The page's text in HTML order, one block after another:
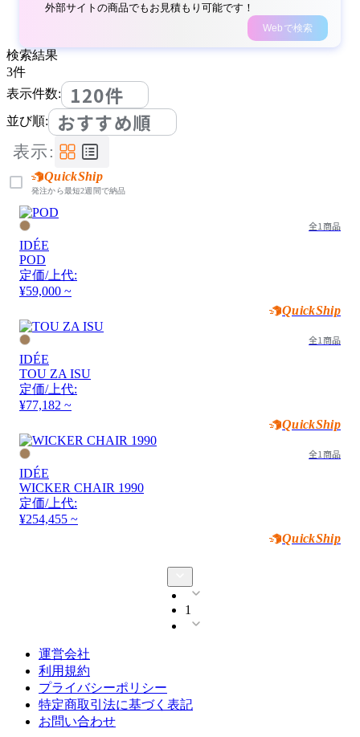
外部サイトの商品でもお見積もり可能です！
Webで検索
検索結果
3件
表示件数:
120件
並び順: おすすめ順
表示:
QuickShip
発注から最短2週間で納品
全1商品
IDÉE
POD
定価/上代:
¥59,000 ~
QuickShip
全1商品
IDÉE
TOU ZA ISU
定価/上代:
¥77,182 ~
QuickShip
全1商品
IDÉE
WICKER CHAIR 1990
定価/上代:
¥254,455 ~
QuickShip
1
運営会社
利用規約
プライバシーポリシー
特定商取引法に基づく表記
お問い合わせ